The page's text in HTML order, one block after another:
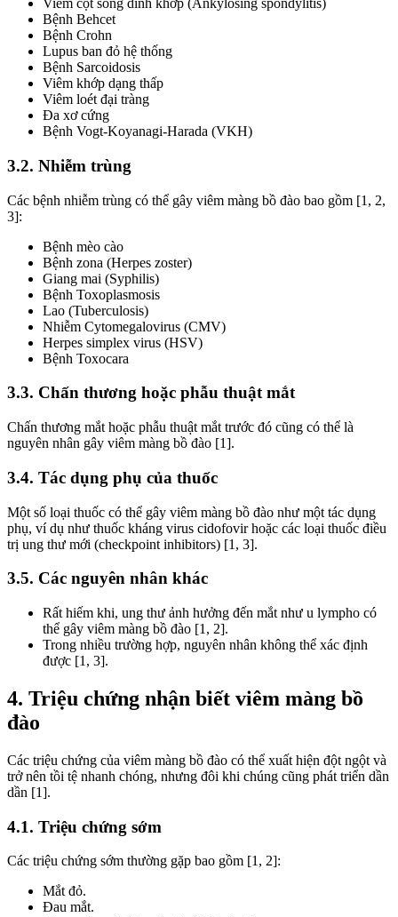
Viêm cột sống dính khớp (Ankylosing spondylitis)
Bệnh Behcet
Bệnh Crohn
Lupus ban đỏ hệ thống
Bệnh Sarcoidosis
Viêm khớp dạng thấp
Viêm loét đại tràng
Đa xơ cứng
Bệnh Vogt-Koyanagi-Harada (VKH)
3.2. Nhiễm trùng
Các bệnh nhiễm trùng có thể gây viêm màng bồ đào bao gồm [1, 2,
3]:
Bệnh mèo cào
Bệnh zona (Herpes zoster)
Giang mai (Syphilis)
Bệnh Toxoplasmosis
Lao (Tuberculosis)
Nhiễm Cytomegalovirus (CMV)
Herpes simplex virus (HSV)
Bệnh Toxocara
3.3. Chấn thương hoặc phẫu thuật mắt
Chấn thương mắt hoặc phẫu thuật mắt trước đó cũng có thể là
nguyên nhân gây viêm màng bồ đào [1].
3.4. Tác dụng phụ của thuốc
Một số loại thuốc có thể gây viêm màng bồ đào như một tác dụng
phụ, ví dụ như thuốc kháng virus cidofovir hoặc các loại thuốc điều
trị ung thư mới (checkpoint inhibitors) [1, 3].
3.5. Các nguyên nhân khác
Rất hiếm khi, ung thư ảnh hưởng đến mắt như u lympho có
thể gây viêm màng bồ đào [1, 2].
Trong nhiều trường hợp, nguyên nhân không thể xác định
được [1, 3].
4. Triệu chứng nhận biết viêm màng bồ
đào
Các triệu chứng của viêm màng bồ đào có thể xuất hiện đột ngột và
trở nên tồi tệ nhanh chóng, nhưng đôi khi chúng cũng phát triển dần
dần [1].
4.1. Triệu chứng sớm
Các triệu chứng sớm thường gặp bao gồm [1, 2]:
Mắt đỏ.
Đau mắt.